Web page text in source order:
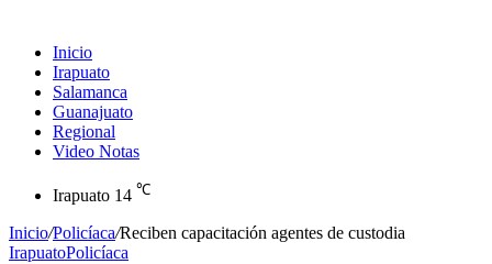
Inicio
Irapuato
Salamanca
Guanajuato
Regional
Video Notas
Irapuato 14 ℃
Inicio/Policíaca/Reciben capacitación agentes de custodia
IrapuatoPolicíaca